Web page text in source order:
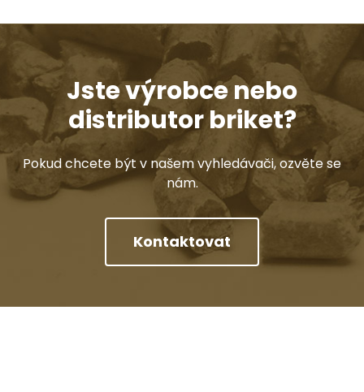
Jste výrobce nebo
distributor briket?
Pokud chcete být v našem vyhledávači, ozvěte se
nám.
Kontaktovat